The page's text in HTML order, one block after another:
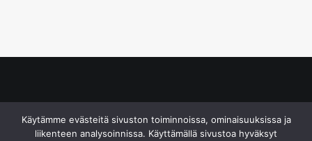
Käytämme evästeitä sivuston toiminnoissa, ominaisuuksissa ja
liikenteen analysoinnissa. Käyttämällä sivustoa hyväksyt